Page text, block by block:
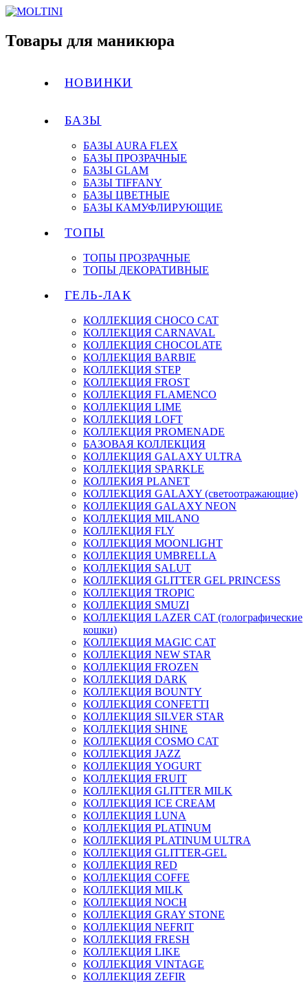
Товары для маникюра
НОВИНКИ
БАЗЫ
БАЗЫ AURA FLEX
БАЗЫ ПРОЗРАЧНЫЕ
БАЗЫ GLAM
БАЗЫ TIFFANY
БАЗЫ ЦВЕТНЫЕ
БАЗЫ КАМУФЛИРУЮЩИЕ
ТОПЫ
ТОПЫ ПРОЗРАЧНЫЕ
ТОПЫ ДЕКОРАТИВНЫЕ
ГЕЛЬ-ЛАК
КОЛЛЕКЦИЯ CHOCO CAT
КОЛЛЕКЦИЯ CARNAVAL
КОЛЛЕКЦИЯ CHOCOLATE
КОЛЛЕКЦИЯ BARBIE
КОЛЛЕКЦИЯ STEP
КОЛЛЕКЦИЯ FROST
КОЛЛЕКЦИЯ FLAMENCO
КОЛЛЕКЦИЯ LIME
КОЛЛЕКЦИЯ LOFT
КОЛЛЕКЦИЯ PROMENADE
БАЗОВАЯ КОЛЛЕКЦИЯ
КОЛЛЕКЦИЯ GALAXY ULTRA
КОЛЛЕКЦИЯ SPARKLE
КОЛЛЕКИЯ PLANET
КОЛЛЕКЦИЯ GALAXY (светоотражающие)
КОЛЛЕКЦИЯ GALAXY NEON
КОЛЛЕКЦИЯ MILANO
КОЛЛЕКЦИЯ FLY
КОЛЛЕКЦИЯ MOONLIGHT
КОЛЛЕКЦИЯ UMBRELLA
КОЛЛЕКЦИЯ SALUT
КОЛЛЕКЦИЯ GLITTER GEL PRINCESS
КОЛЛЕКЦИЯ TROPIC
КОЛЛЕКЦИЯ SMUZI
КОЛЛЕКЦИЯ LAZER CAT (голографические
кошки)
КОЛЛЕКЦИЯ MAGIC CAT
КОЛЛЕКЦИЯ NEW STAR
КОЛЛЕКЦИЯ FROZEN
КОЛЛЕКЦИЯ DARK
КОЛЛЕКЦИЯ BOUNTY
КОЛЛЕКЦИЯ CONFETTI
КОЛЛЕКЦИЯ SILVER STAR
КОЛЛЕКЦИЯ SHINE
КОЛЛЕКЦИЯ COSMO CAT
КОЛЛЕКЦИЯ JAZZ
КОЛЛЕКЦИЯ YOGURT
КОЛЛЕКЦИЯ FRUIT
КОЛЛЕКЦИЯ GLITTER MILK
КОЛЛЕКЦИЯ ICE CREAM
КОЛЛЕКЦИЯ LUNA
КОЛЛЕКЦИЯ PLATINUM
КОЛЛЕКЦИЯ PLATINUM ULTRA
КОЛЛЕКЦИЯ GLITTER-GEL
КОЛЛЕКЦИЯ RED
КОЛЛЕКЦИЯ COFFE
КОЛЛЕКЦИЯ MILK
КОЛЛЕКЦИЯ NOCH
КОЛЛЕКЦИЯ GRAY STONE
КОЛЛЕКЦИЯ NEFRIT
КОЛЛЕКЦИЯ FRESH
КОЛЛЕКЦИЯ LIKE
КОЛЛЕКЦИЯ VINTAGE
КОЛЛЕКЦИЯ ZEFIR